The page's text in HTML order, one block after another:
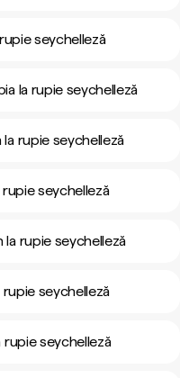
seychelleză
la rupie seychelleză
rupie seychelleză
seychelleză
rupie seychelleză
seychelleză
rupie seychelleză